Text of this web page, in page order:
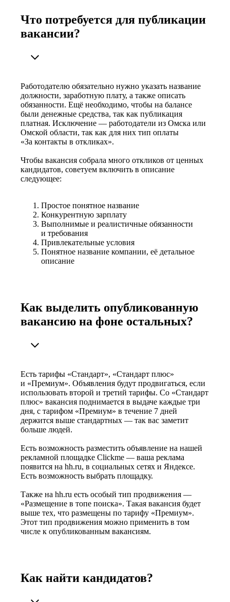
Что потребуется для публикации
вакансии?
Работодателю обязательно нужно указать название
должности, заработную плату, а также описать
обязанности. Ещё необходимо, чтобы на балансе
были денежные средства, так как публикация
платная. Исключение — работодатели из Омска или
Омской области, так как для них тип оплаты
«За контакты в откликах».
Чтобы вакансия собрала много откликов от ценных
кандидатов, советуем включить в описание
следующее:
Простое понятное название
Конкурентную зарплату
Выполнимые и реалистичные обязанности
и требования
Привлекательные условия
Понятное название компании, её детальное
описание
Как выделить опубликованную
вакансию на фоне остальных?
Есть тарифы «Стандарт», «Стандарт плюс»
и «Премиум». Объявления будут продвигаться, если
использовать второй и третий тарифы. Со «Стандарт
плюс» вакансия поднимается в выдаче каждые три
дня, с тарифом «Премиум» в течение 7 дней
держится выше стандартных — так вас заметит
больше людей.
Есть возможность разместить объявление на нашей
рекламной площадке Clickme — ваша реклама
появится на hh.ru, в социальных сетях и Яндексе.
Есть возможность выбрать площадку.
Также на hh.ru есть особый тип продвижения —
«Размещение в топе поиска». Такая вакансия будет
выше тех, что размещены по тарифу «Премиум».
Этот тип продвижения можно применить в том
числе к опубликованным вакансиям.
Как найти кандидатов?